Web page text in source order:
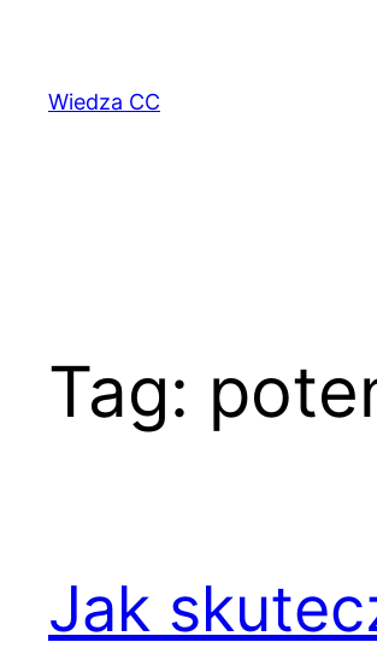
treściWiedza CC
Tag:
Jak